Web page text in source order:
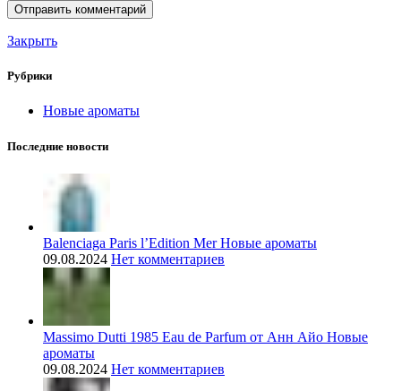
Закрыть
Рубрики
Новые ароматы
Последние новости
Balenciaga Paris l’Edition Mer Новые ароматы
09.08.2024 Нет комментариев
Massimo Dutti 1985 Eau de Parfum от Анн Айо Новые
ароматы
09.08.2024 Нет комментариев